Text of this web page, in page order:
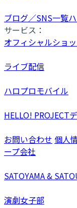
ブログ／SNS一覧
サービス：
オフィシャルショ
ライブ配信
ハロプロモバイル
HELLO! PROJECT
お問い合わせ 個人
ープ会社
SATOYAMA &
演劇女子部